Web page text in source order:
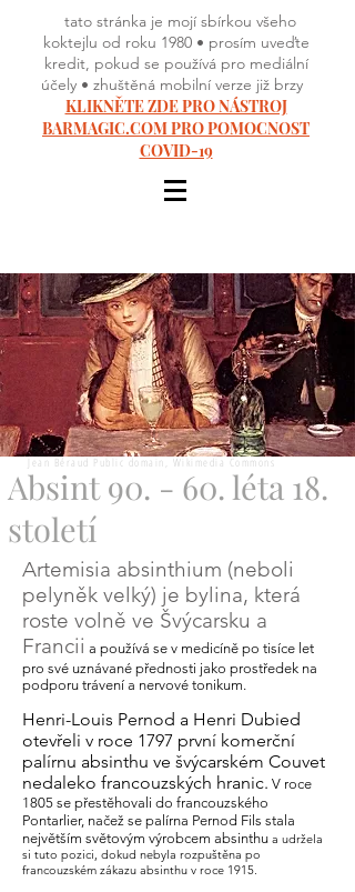
tato stránka je mojí sbírkou všeho
koktejlu od roku 1980 • prosím uveďte
kredit, pokud se používá pro mediální
účely • zhuštěná mobilní verze již brzy
KLIKNĚTE ZDE PRO NÁSTROJ
BARMAGIC.COM PRO POMOCNOST
COVID-19
Jean Béraud Public domain, Wikimedia Commons
Absint 90. - 60. léta 18.
století
Artemisia absinthium (neboli
pelyněk velký) je bylina, která
roste volně ve Švýcarsku a
Francii a používá se v medicíně po tisíce let
pro své uznávané přednosti jako prostředek na
podporu trávení a nervové tonikum.
Henri-Louis Pernod a Henri Dubied
otevřeli v roce 1797 první komerční
palírnu absinthu ve švýcarském Couvet
nedaleko francouzských hranic. V roce
1805 se přestěhovali do francouzského
Pontarlier, načež se palírna Pernod Fils stala
největším světovým výrobcem absinthu a udržela
si tuto pozici, dokud nebyla rozpuštěna po
francouzském zákazu absinthu v roce 1915.